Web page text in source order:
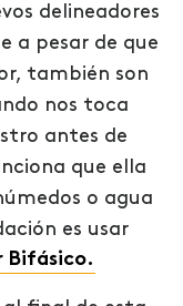
delineadores
a pesar de que
también son
nos toca
antes de
que ella
o agua
es usar
Bifásico.